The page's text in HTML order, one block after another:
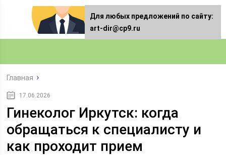
Главная
17.06.2026
Гинеколог Иркутск: когда
обращаться к специалисту и
как проходит прием
Для любых предложений по сайту:
art-dir@cp9.ru